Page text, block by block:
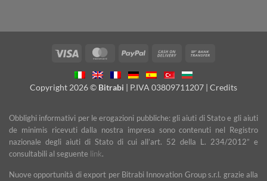
Visa MasterCardPayPal
Cash
Delivery
Copyright 2026 © Bitrabi | P.IVA 03809711207 | Credits
Obblighi informativi per le erogazioni pubbliche: gli aiuti di Stato e gli aiuti
de minimis ricevuti dalla nostra impresa sono contenuti nel Registro
nazionale degli aiuti di Stato di cui all’art. 52 della L. 234/2012” e
consultabili al seguente link.
Nuove opportunità di export per Bitrabi Innovation Group s.r.l. grazie alla